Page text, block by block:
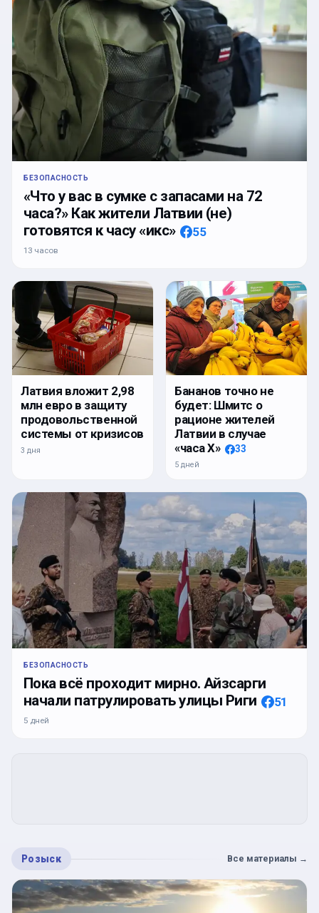
БЕЗОПАСНОСТЬ
«Что у вас в сумке с запасами на 72
часа?» Как жители Латвии (не)
готовятся к часу «икс»
55
13 часов
Латвия вложит 2,98
млн евро в защиту
продовольственной
системы от кризисов
3 дня
Бананов точно не
будет: Шмитс о
рационе жителей
Латвии в случае
«часа Х»
33
5 дней
БЕЗОПАСНОСТЬ
Пока всё проходит мирно. Айзсарги
начали патрулировать улицы Риги
51
5 дней
Розыск Все материалы →